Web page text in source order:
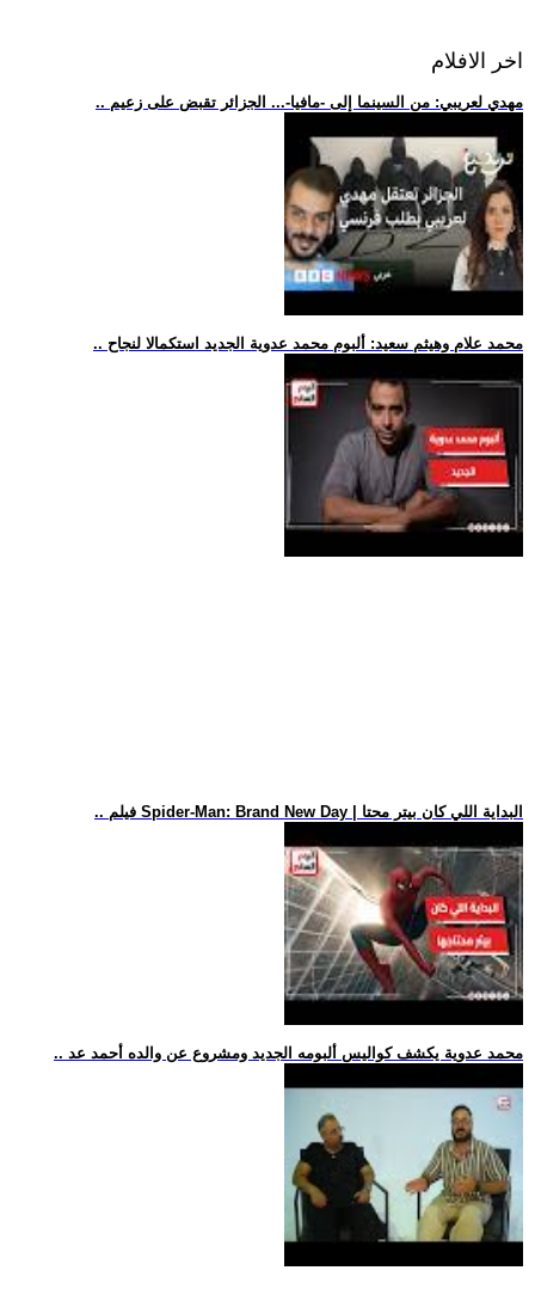
اخر الافلام
.. مهدي لعريبي: من السينما إلى -مافيا-... الجزائر تقبض على زعيم
.. محمد علام وهيثم سعيد: ألبوم محمد عدوية الجديد استكمالا لنجاح
.. فيلم Spider-Man: Brand New Day | البداية اللي كان بيتر محتا
.. محمد عدوية يكشف كواليس ألبومه الجديد ومشروع عن والده أحمد عد